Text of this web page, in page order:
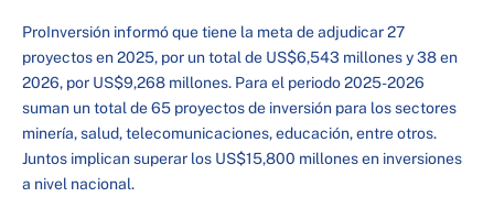
ProInversión informó que tiene la meta de adjudicar 27
proyectos en 2025, por un total de US$6,543 millones y 38 en
2026, por US$9,268 millones. Para el periodo 2025-2026
suman un total de 65 proyectos de inversión para los sectores
minería, salud, telecomunicaciones, educación, entre otros.
Juntos implican superar los US$15,800 millones en inversiones
a nivel nacional.